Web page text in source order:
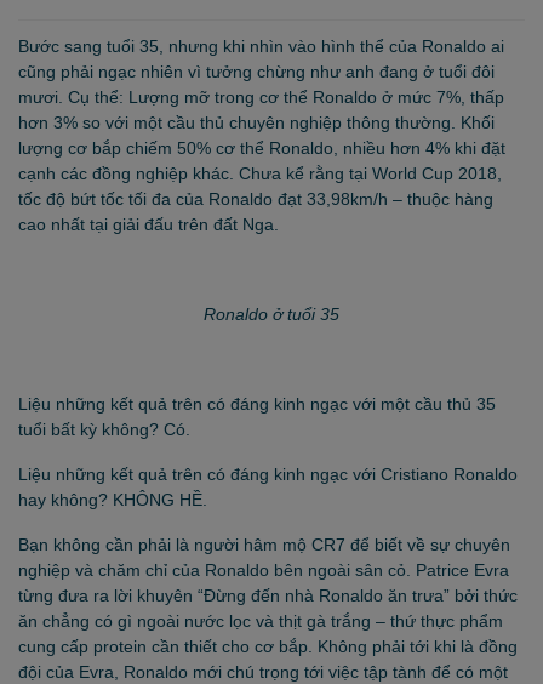
Bước sang tuổi 35, nhưng khi nhìn vào hình thể của Ronaldo ai
cũng phải ngạc nhiên vì tưởng chừng như anh đang ở tuổi đôi
mươi. Cụ thể: Lượng mỡ trong cơ thể Ronaldo ở mức 7%, thấp
hơn 3% so với một cầu thủ chuyên nghiệp thông thường. Khối
lượng cơ bắp chiếm 50% cơ thể Ronaldo, nhiều hơn 4% khi đặt
cạnh các đồng nghiệp khác. Chưa kể rằng tại World Cup 2018,
tốc độ bứt tốc tối đa của Ronaldo đạt 33,98km/h – thuộc hàng
cao nhất tại giải đấu trên đất Nga.
Ronaldo ở tuổi 35
Liệu những kết quả trên có đáng kinh ngạc với một cầu thủ 35
tuổi bất kỳ không? Có.
Liệu những kết quả trên có đáng kinh ngạc với Cristiano Ronaldo
hay không? KHÔNG HỀ.
Bạn không cần phải là người hâm mộ CR7 để biết về sự chuyên
nghiệp và chăm chỉ của Ronaldo bên ngoài sân cỏ. Patrice Evra
từng đưa ra lời khuyên “Đừng đến nhà Ronaldo ăn trưa” bởi thức
ăn chẳng có gì ngoài nước lọc và thịt gà trắng – thứ thực phẩm
cung cấp protein cần thiết cho cơ bắp. Không phải tới khi là đồng
đội của Evra, Ronaldo mới chú trọng tới việc tập tành để có một